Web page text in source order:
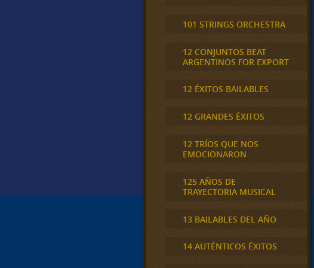
101 STRINGS ORCHESTRA
12 CONJUNTOS BEAT
ARGENTINOS FOR EXPORT
12 ÉXITOS BAILABLES
12 GRANDES ÉXITOS
12 TRÍOS QUE NOS
EMOCIONARON
125 AÑOS DE
TRAYECTORIA MUSICAL
13 BAILABLES DEL AÑO
14 AUTÉNTICOS ÉXITOS